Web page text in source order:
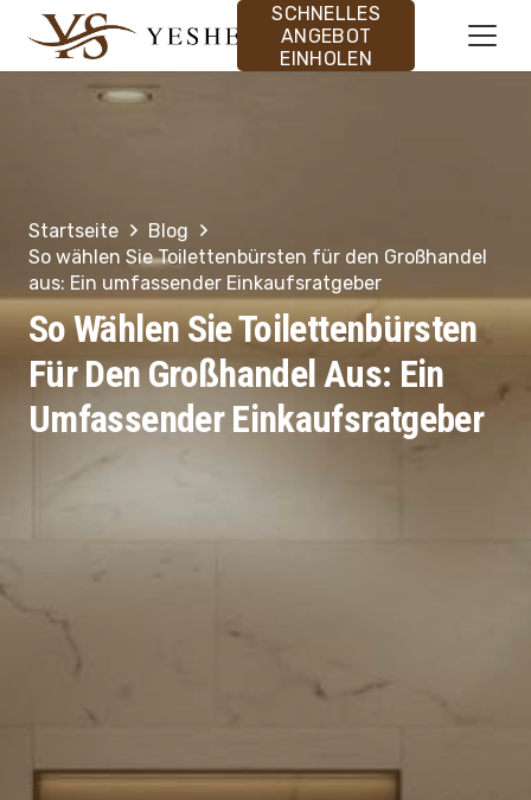
SCHNELLES
ANGEBOT
EINHOLEN
Startseite
Blog
So wählen Sie Toilettenbürsten für den Großhandel
aus: Ein umfassender Einkaufsratgeber
So Wählen Sie Toilettenbürsten
Für Den Großhandel Aus: Ein
Umfassender Einkaufsratgeber